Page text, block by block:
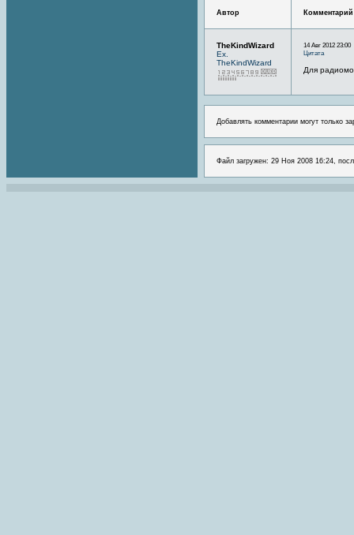
Автор Комментарий
TheKindWizard
Ex.
TheKindWizard
14 Авг 2012 23:00
Цитата
Для
Добавлять комментарии могут только
Файл загружен: 29 Ноя 2008 16:24,